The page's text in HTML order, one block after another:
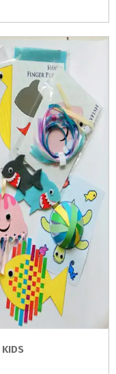
KIDS